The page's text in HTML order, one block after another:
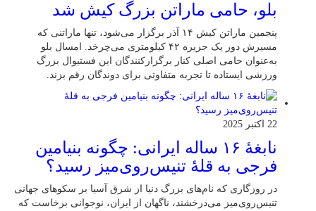
بلو، حامی ماراتن بزرگ کیش شد
پنجمین ماراتن کیش ۱۴ آذر برگزار می‌شود، تنها ماراتنی که
مسیرش دور یک جزیره ۴۲ کیلومتری می‌چرخد. امسال بلو
به‌عنوان حامی اصلی کنار برگزارکنندگان این فستیوال بزرگ
ورزشی ایستاده تا تجربه متفاوتی برای دوندگان رقم بزند.
22 اکتبر 2025
نابغهٔ ۱۶ ساله ایرانی: چگونه بنیامین
فرجی به قلهٔ تنیس‌روی‌میز رسید؟
در روزگاری که نام‌های بزرگ دنیا از شرق آسیا بر سکوهای جهانی
تنیس‌روی‌میز می‌درخشند، ناگهان از ایران، نوجوانی برخاست که